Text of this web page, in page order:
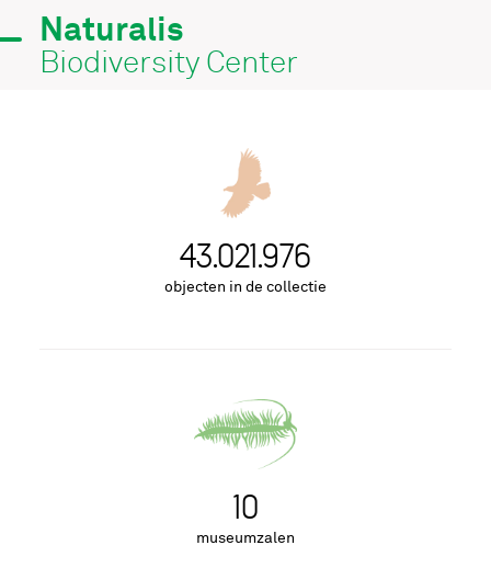
Naturalis
Biodiversity Center
43.021.976
objecten in de collectie
10
museumzalen